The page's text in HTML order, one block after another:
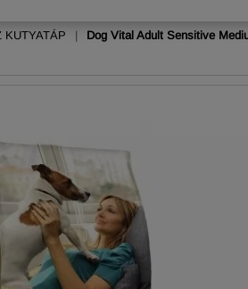
KUTYATÁP | Dog Vital Adult Sensitive